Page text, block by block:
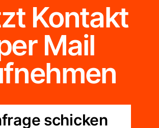
Kontakt
Mail
schicken